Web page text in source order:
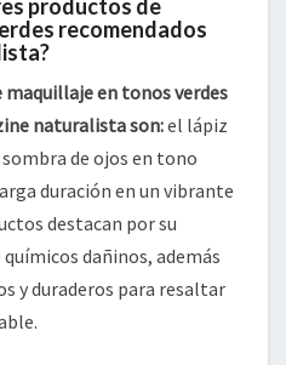
productos de
recomendados
en tonos verdes
naturalista son:el lápiz
de ojos en tono
duración en un vibrante
destacan por su
dañinos, además
y duraderos para resaltar